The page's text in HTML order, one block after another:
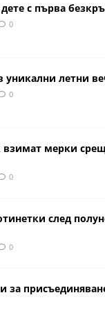
с първа
0
летни
0
мерки
0
след
0
за